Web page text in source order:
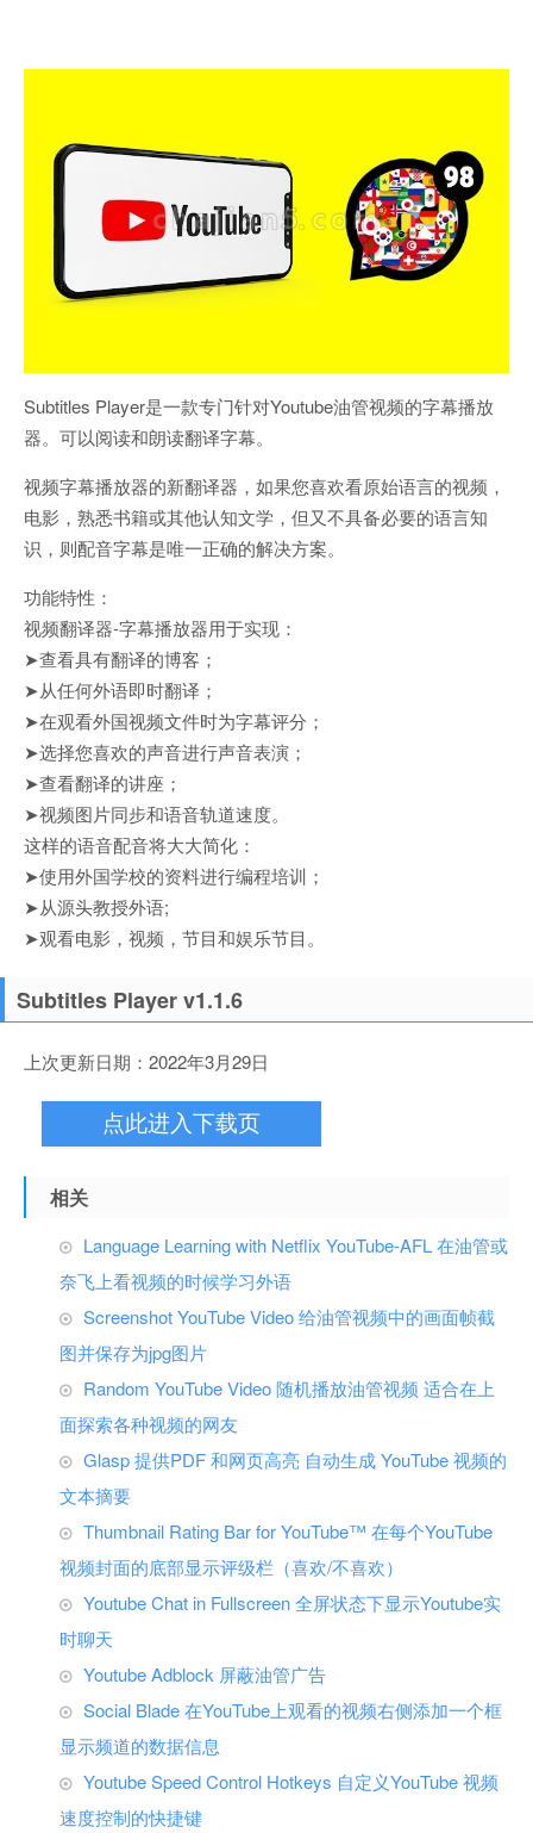
Subtitles Player是一款专门针对Youtube油管视频的字幕播放
器。可以阅读和朗读翻译字幕。
视频字幕播放器的新翻译器，如果您喜欢看原始语言的视频，
电影，熟悉书籍或其他认知文学，但又不具备必要的语言知
识，则配音字幕是唯一正确的解决方案。
功能特性：
视频翻译器-字幕播放器用于实现：
➤查看具有翻译的博客；
➤从任何外语即时翻译；
➤在观看外国视频文件时为字幕评分；
➤选择您喜欢的声音进行声音表演；
➤查看翻译的讲座；
➤视频图片同步和语音轨道速度。
这样的语音配音将大大简化：
➤使用外国学校的资料进行编程培训；
➤从源头教授外语;
➤观看电影，视频，节目和娱乐节目。
Subtitles Player v1.1.6
上次更新日期：2022年3月29日
点此进入下载页
相关
Language Learning with Netflix YouTube-AFL 在油管或
奈飞上看视频的时候学习外语
Screenshot YouTube Video 给油管视频中的画面帧截
图并保存为jpg图片
Random YouTube Video 随机播放油管视频 适合在上
面探索各种视频的网友
Glasp 提供PDF 和网页高亮 自动生成 YouTube 视频的
文本摘要
Thumbnail Rating Bar for YouTube™ 在每个YouTube
视频封面的底部显示评级栏（喜欢/不喜欢）
Youtube Chat in Fullscreen 全屏状态下显示Youtube实
时聊天
Youtube Adblock 屏蔽油管广告
Social Blade 在YouTube上观看的视频右侧添加一个框
显示频道的数据信息
Youtube Speed Control Hotkeys 自定义YouTube 视频
速度控制的快捷键